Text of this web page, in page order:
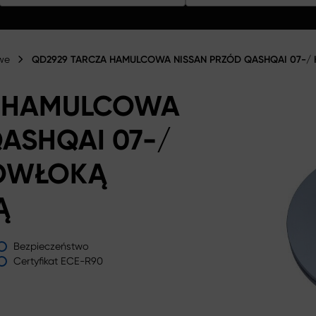
QD2929 TARCZA HAMULCOWA NISSAN PRZÓD QASHQAI 07-/
07-/
Bezpieczeństwo
Certyfikat ECE-R90